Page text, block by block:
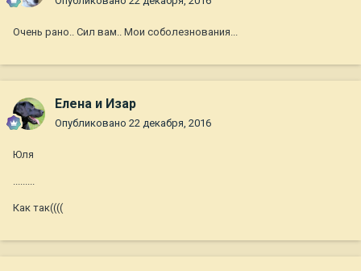
Очень рано.. Сил вам.. Мои соболезнования...
Елена и Изар
Опубликовано 22 декабря, 2016
Юля
.........
Как так((((